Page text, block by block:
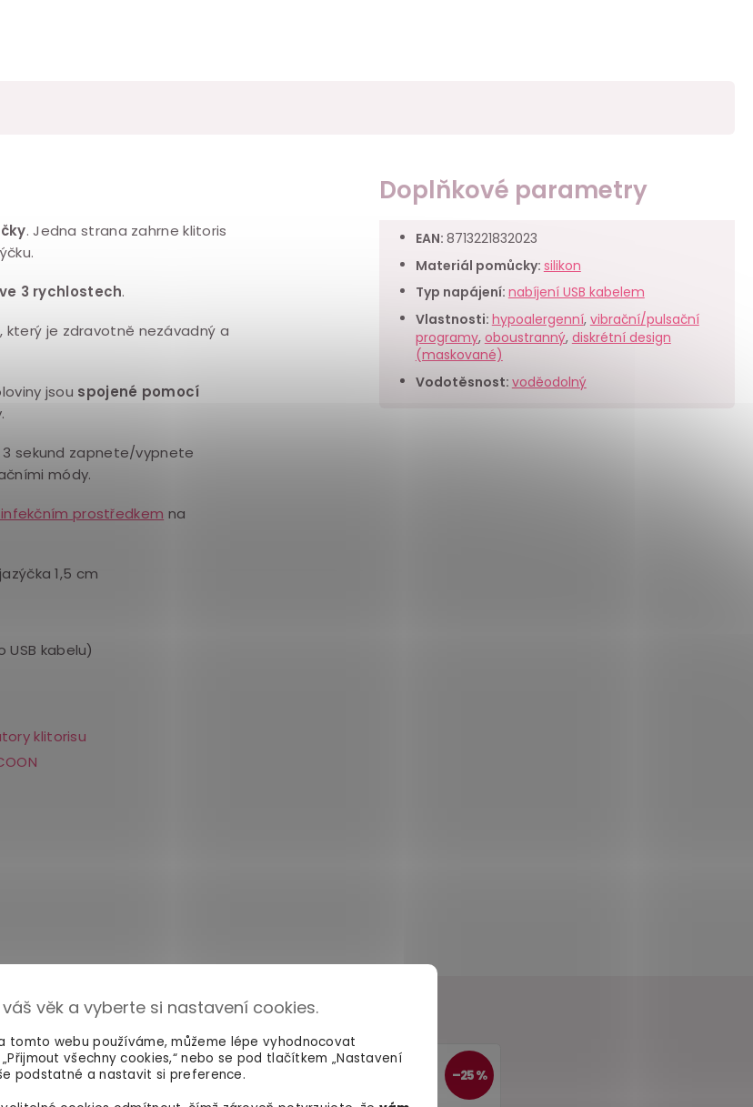
věk a vyberte si nastavení cookies.
tomto webu používáme, můžeme lépe vyhodnocovat
všechny cookies,“ nebo se pod tlačítkem „Nastavení
podstatné a nastavit si preference.
. Jedna strana zahrne klitoris
3 rychlostech.
, který je zdravotně nezávadný a
jsou spojené pomocí
sekund zapnete/vypnete
módy.
prostředkem na
1,5 cm
kabelu)
klitorisu
Doplňkové parametry
EAN: 8713221832023
Materiál pomůcky: silikon
Typ napájení: nabíjení USB kabelem
Vlastnosti: hypoalergenní, vibrační/pulsační
programy, oboustranný, diskrétní design
(maskované)
Vodotěsnost: voděodolný